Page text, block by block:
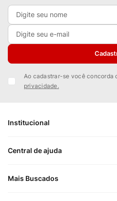
Ao cadastrar-se você concorda
privacidade.
Institucional
Sobre Nós
Central de ajuda
Minha conta
Mais Buscados